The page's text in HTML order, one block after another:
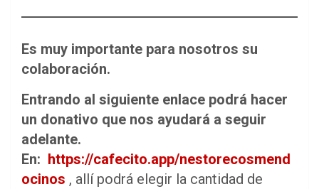
Es muy importante para nosotros su
colaboración.
Entrando al siguiente enlace podrá hacer
un donativo que nos ayudará a seguir
adelante.
En: https://cafecito.app/nestorecosmend
ocinos , allí podrá elegir la cantidad de